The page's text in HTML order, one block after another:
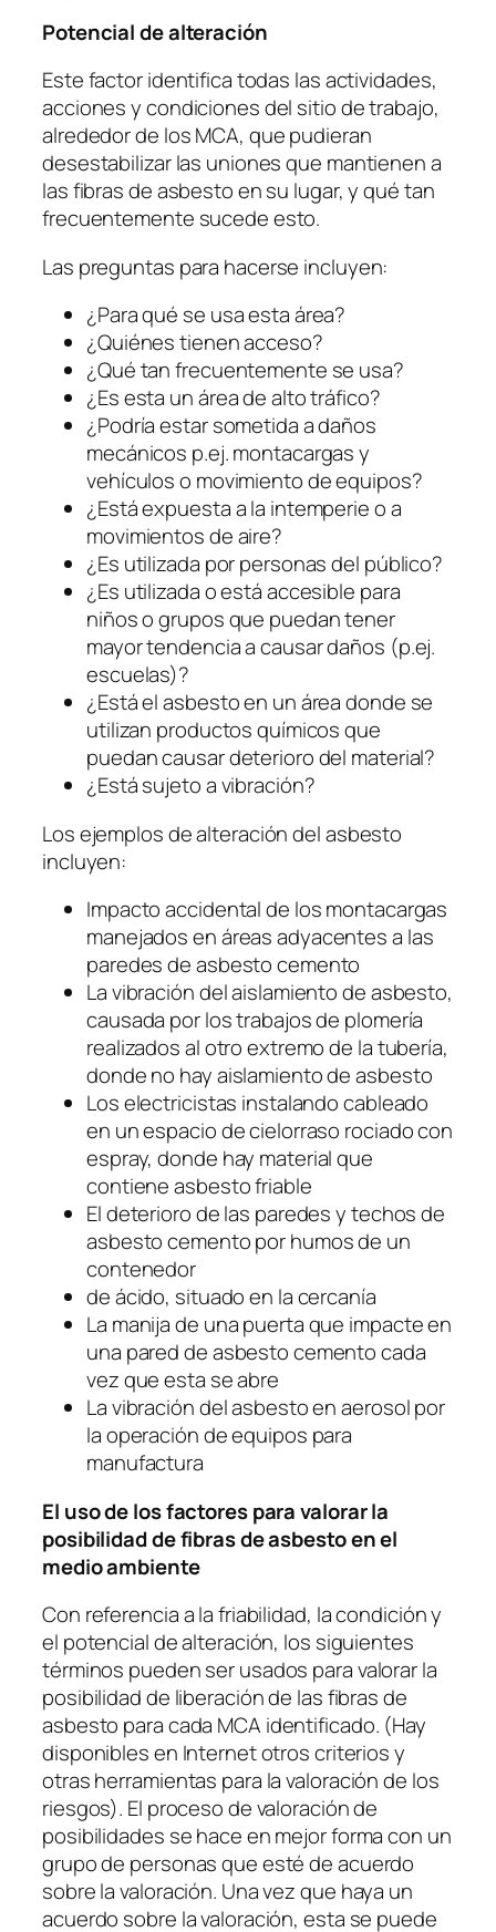
Potencial de alteración
Este factor identifica todas las actividades,
acciones y condiciones del sitio de trabajo,
alrededor de los MCA, que pudieran
desestabilizar las uniones que mantienen a
las fibras de asbesto en su lugar, y qué tan
frecuentemente sucede esto.
Las preguntas para hacerse incluyen:
¿Para qué se usa esta área?
¿Quiénes tienen acceso?
¿Qué tan frecuentemente se usa?
¿Es esta un área de alto tráfico?
¿Podría estar sometida a daños
mecánicos p.ej. montacargas y
vehículos o movimiento de equipos?
¿Está expuesta a la intemperie o a
movimientos de aire?
¿Es utilizada por personas del público?
¿Es utilizada o está accesible para
niños o grupos que puedan tener
mayor tendencia a causar daños (p.ej.
escuelas)?
¿Está el asbesto en un área donde se
utilizan productos químicos que
puedan causar deterioro del material?
¿Está sujeto a vibración?
Los ejemplos de alteración del asbesto
incluyen:
Impacto accidental de los montacargas
manejados en áreas adyacentes a las
paredes de asbesto cemento
La vibración del aislamiento de asbesto,
causada por los trabajos de plomería
realizados al otro extremo de la tubería,
donde no hay aislamiento de asbesto
Los electricistas instalando cableado
en un espacio de cielorraso rociado con
espray, donde hay material que
contiene asbesto friable
El deterioro de las paredes y techos de
asbesto cemento por humos de un
contenedor
de ácido, situado en la cercanía
La manija de una puerta que impacte en
una pared de asbesto cemento cada
vez que esta se abre
La vibración del asbesto en aerosol por
la operación de equipos para
manufactura
El uso de los factores para valorar la
posibilidad de fibras de asbesto en el
medio ambiente
Con referencia a la friabilidad, la condición y
el potencial de alteración, los siguientes
términos pueden ser usados para valorar la
posibilidad de liberación de las fibras de
asbesto para cada MCA identificado. (Hay
disponibles en Internet otros criterios y
otras herramientas para la valoración de los
riesgos). El proceso de valoración de
posibilidades se hace en mejor forma con un
grupo de personas que esté de acuerdo
sobre la valoración. Una vez que haya un
acuerdo sobre la valoración, esta se puede